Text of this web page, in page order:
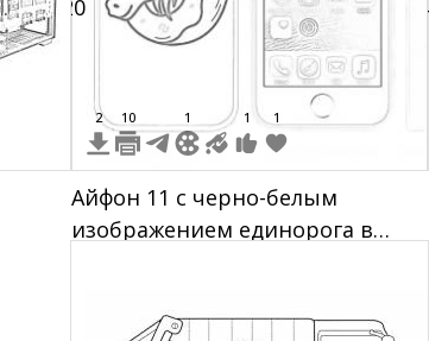
20
2 10 1 1 1
Айфон 11 с черно-белым
изображением единорога в